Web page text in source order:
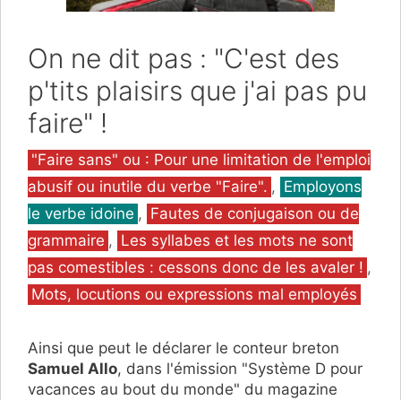
On ne dit pas : "C'est des
p'tits plaisirs que j'ai pas pu
faire" !
Catégories
"Faire sans" ou : Pour une limitation de l'emploi
abusif ou inutile du verbe "Faire". , Employons
le verbe idoine , Fautes de conjugaison ou de
grammaire , Les syllabes et les mots ne sont
pas comestibles : cessons donc de les avaler ! ,
Mots, locutions ou expressions mal employés
Ainsi que peut le déclarer le conteur breton
Samuel Allo, dans l'émission "Système D pour
vacances au bout du monde" du magazine